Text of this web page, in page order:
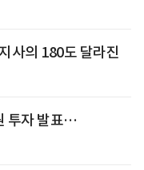
사의 180도 달라진
투자 발표…